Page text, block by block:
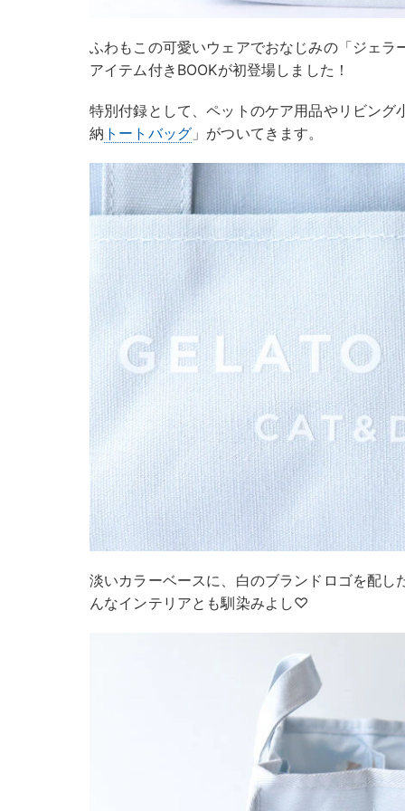
ふわもこの可愛いウェアでおなじみの「ジェ
アイテム付きBOOKが初登場しました！
特別付録として、ペットのケア用品やリビング
納 トートバッグ 」がついてきます。
淡いカラーベースに、白のブランドロゴを配し
んなインテリアとも馴染みよし♡